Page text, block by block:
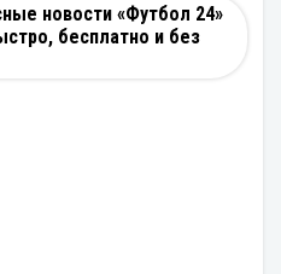
новости «Футбол 24»
бесплатно и без